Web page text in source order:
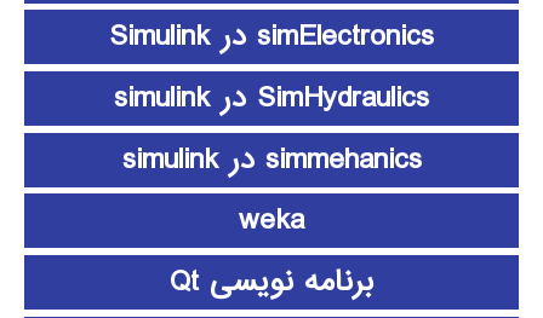
simElectronics در Simulink
SimHydraulics در simulink
simmehanics در simulink
weka
برنامه نویسی Qt